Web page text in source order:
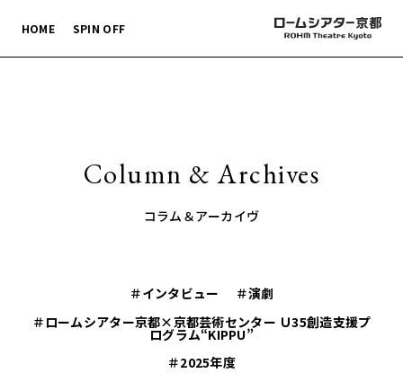
HOME SPIN OFF
Column & Archives
コラム＆アーカイヴ
＃インタビュー
＃演劇
＃ロームシアター京都×京都芸術センター Ｕ35創造支援プ
ログラム“KIPPU”
＃2025年度